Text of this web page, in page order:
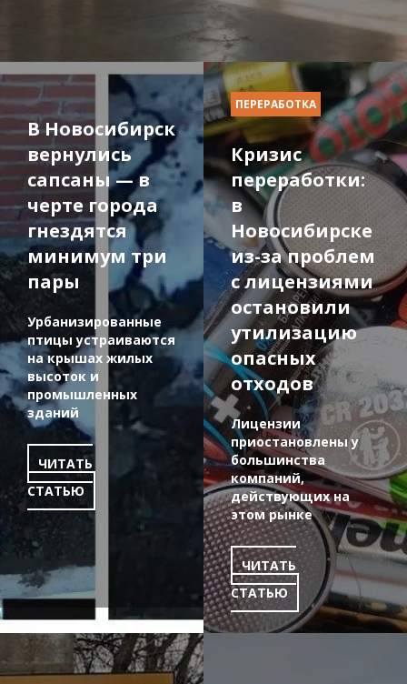
В Новосибирск
вернулись
сапсаны — в
черте города
гнездятся
минимум три
пары
Урбанизированные
птицы устраиваются
на крышах жилых
высоток и
промышленных
зданий
ЧИТАТЬ
СТАТЬЮ
ПЕРЕРАБОТКА
Кризис
переработки:
в
Новосибирске
из-за проблем
с лицензиями
остановили
утилизацию
опасных
отходов
Лицензии
приостановлены у
большинства
компаний,
действующих на
этом рынке
ЧИТАТЬ
СТАТЬЮ